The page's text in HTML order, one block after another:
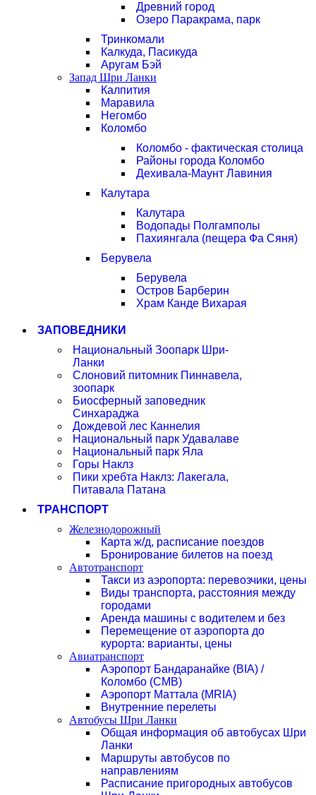
Древний город
Озеро Паракрама, парк
Тринкомали
Калкуда, Пасикуда
Аругам Бэй
Запад Шри Ланки
Калпития
Маравила
Негомбо
Коломбо
Коломбо - фактическая столица
Районы города Коломбо
Дехивала-Маунт Лавиния
Калутара
Калутара
Водопады Полгамполы
Пахиянгала (пещера Фа Сяня)
Берувела
Берувела
Остров Барберин
Храм Канде Вихарая
ЗАПОВЕДНИКИ
Национальный Зоопарк Шри-
Ланки
Слоновий питомник Пиннавела,
зоопарк
Биосферный заповедник
Синхараджа
Дождевой лес Каннелия
Национальный парк Удавалаве
Национальный парк Яла
Горы Наклз
Пики хребта Наклз: Лакегала,
Питавала Патана
ТРАНСПОРТ
Железнодорожный
Карта ж/д, расписание поездов
Бронирование билетов на поезд
Автотранспорт
Такси из аэропорта: перевозчики, цены
Виды транспорта, расстояния между
городами
Аренда машины с водителем и без
Перемещение от аэропорта до
курорта: варианты, цены
Авиатранспорт
Аэропорт Бандаранайке (BIA) /
Коломбо (CMB)
Аэропорт Маттала (MRIA)
Внутренние перелеты
Автобусы Шри Ланки
Общая информация об автобусах Шри
Ланки
Маршруты автобусов по
направлениям
Расписание пригородных автобусов